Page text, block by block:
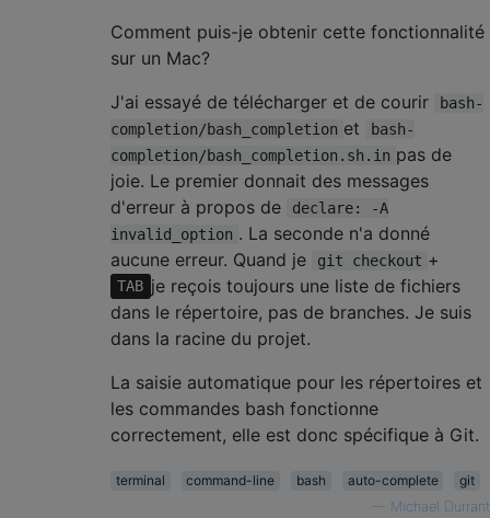
Comment puis-je obtenir cette fonctionnalité
sur un Mac?
J'ai essayé de télécharger et de courir
bash-
completion/bash_completion et
bash-
completion/bash_completion.sh.in pas de
joie. Le premier donnait des messages
d'erreur à propos de
declare: -A
invalid_option . La seconde n'a donné
aucune erreur. Quand je
git checkout +
TAB je reçois toujours une liste de fichiers
dans le répertoire, pas de branches. Je suis
dans la racine du projet.
La saisie automatique pour les répertoires et
les commandes bash fonctionne
correctement, elle est donc spécifique à Git.
terminal command-line bash auto-complete
git
Michael Durrant